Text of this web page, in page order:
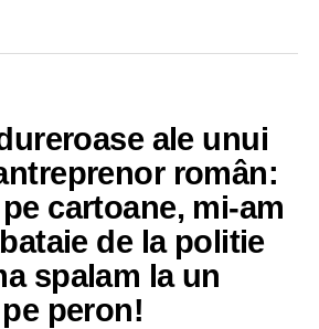
ale unui
român:
cartoane, mi-am
de la politie
spalam la un
peron!